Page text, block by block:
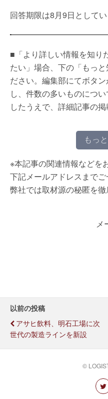
回答期限は8月9日としてい
■「より詳しい情報を知り
たい」場合、下の「もっ
ださい。編集部にてボタ
し、件数の多いものにつ
したうえで、詳細記事の
もっ
※本記事の関連情報などを
下記メールアドレスまでご
弊社では取材源の秘匿を徹
メ
以前の投稿
アサヒ飲料、明石工場に次
世代の製造ラインを新設
©